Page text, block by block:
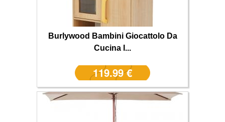
Burlywood Bambini Giocattolo Da
Cucina I...
119.99 €